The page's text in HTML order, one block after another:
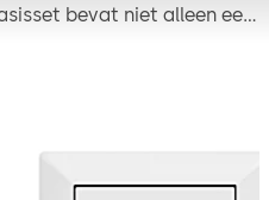
bevat niet alleen een
en
en ter plaatse